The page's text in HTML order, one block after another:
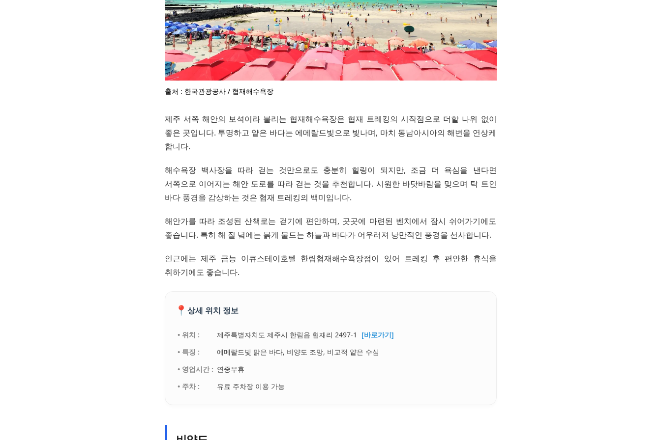
출처 : 한국관광공사 / 협재해수욕장
제주 서쪽 해안의 보석이라 불리는 협재해수욕장은 협재 트레킹의 시작점으로 더할 나위 없이
좋은 곳입니다. 투명하고 얕은 바다는 에메랄드빛으로 빛나며, 마치 동남아시아의 해변을 연상케
합니다.
해수욕장 백사장을 따라 걷는 것만으로도 충분히 힐링이 되지만, 조금 더 욕심을 낸다면
서쪽으로 이어지는 해안 도로를 따라 걷는 것을 추천합니다. 시원한 바닷바람을 맞으며 탁 트인
바다 풍경을 감상하는 것은 협재 트레킹의 백미입니다.
해안가를 따라 조성된 산책로는 걷기에 편안하며, 곳곳에 마련된 벤치에서 잠시 쉬어가기에도
좋습니다. 특히 해 질 녘에는 붉게 물드는 하늘과 바다가 어우러져 낭만적인 풍경을 선사합니다.
인근에는 제주 금능 이큐스테이호텔 한림협재해수욕장점이 있어 트레킹 후 편안한 휴식을
취하기에도 좋습니다.
📍 상세 위치 정보
• 위치 : 제주특별자치도 제주시 한림읍 협재리 2497-1
[바로가기]
• 특징 :
에메랄드빛 맑은 바다, 비양도 조망, 비교적 얕은 수심
• 영업시간 : 연중무휴
• 주차 :
유료 주차장 이용 가능